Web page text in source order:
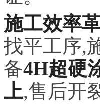
施工效率
找平工序,
备4H超硬
上,售后开